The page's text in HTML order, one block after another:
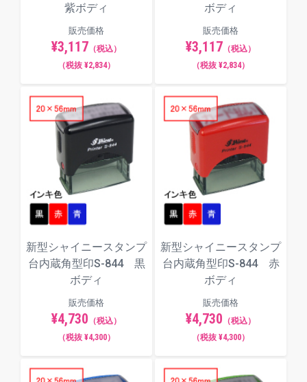
紫ボディ
販売価格
¥3,117 （税込）
（税抜 ¥2,834）
ボディ
販売価格
¥3,117 （税込）
（税抜 ¥2,834）
新型シャイニースタンプ
台内蔵角型印S-844 黒
ボディ
販売価格
¥4,730 （税込）
（税抜 ¥4,300）
新型シャイニースタンプ
台内蔵角型印S-844 赤
ボディ
販売価格
¥4,730 （税込）
（税抜 ¥4,300）